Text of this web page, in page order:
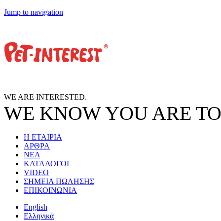
Jump to navigation
WE ARE INTERESTED.
WE KNOWYOU ARE
Η ΕΤΑΙΡΙΑ
ΑΡΘΡΑ
ΝΕΑ
ΚΑΤΑΛΟΓΟΙ
VIDEO
ΣΗΜΕΙΑ ΠΩΛΗΣΗΣ
ΕΠΙΚΟΙΝΩΝΙΑ
English
Ελληνικά